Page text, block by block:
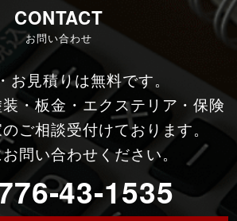
CONTACT
お問い合わせ
お見積りは無料です。
・板金・エクステリア・保険
ご相談受付けております。
問い合わせください。
43-1535